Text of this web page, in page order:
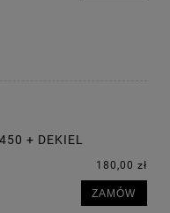
+ DEKIEL
180,00 zł
ZAMÓW